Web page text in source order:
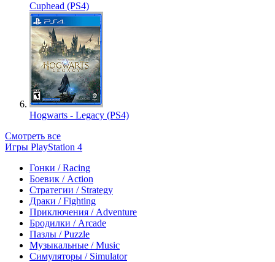
Cuphead (PS4)
Hogwarts - Legacy (PS4)
Смотреть все
Игры PlayStation 4
Гонки / Racing
Боевик / Action
Стратегии / Strategy
Драки / Fighting
Приключения / Adventure
Бродилки / Arcade
Пазлы / Puzzle
Музыкальные / Music
Симуляторы / Simulator